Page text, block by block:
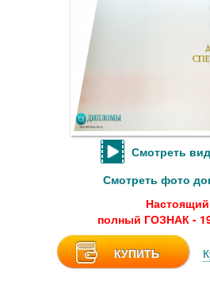
Смотреть
Смотреть фото
Настоящий
полный ГОЗНАК -
КУПИТЬ